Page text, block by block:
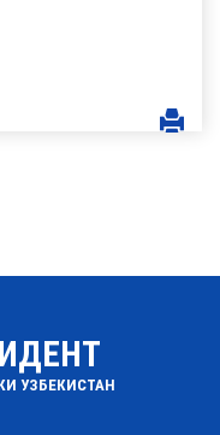
УЗБЕКИСТАН